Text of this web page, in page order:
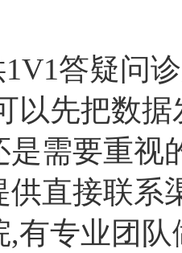
答疑问
以先把数
是需要重视
供直接联
,有专业团